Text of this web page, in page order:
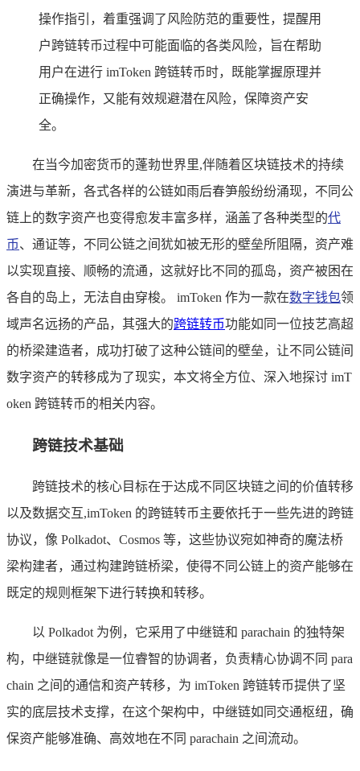
操作指引，着重强调了风险防范的重要性，提醒用
户跨链转币过程中可能面临的各类风险，旨在帮助
用户在进行 imToken 跨链转币时，既能掌握原理并
正确操作，又能有效规避潜在风险，保障资产安
全。
在当今加密货币的蓬勃世界里,伴随着区块链技术的持续
演进与革新，各式各样的公链如雨后春笋般纷纷涌现，不同公
链上的数字资产也变得愈发丰富多样，涵盖了各种类型的代
币、通证等，不同公链之间犹如被无形的壁垒所阻隔，资产难
以实现直接、顺畅的流通，这就好比不同的孤岛，资产被困在
各自的岛上，无法自由穿梭。 imToken 作为一款在数字钱包领
域声名远扬的产品，其强大的跨链转币功能如同一位技艺高超
的桥梁建造者，成功打破了这种公链间的壁垒，让不同公链间
数字资产的转移成为了现实，本文将全方位、深入地探讨 imT
oken 跨链转币的相关内容。
跨链技术基础
跨链技术的核心目标在于达成不同区块链之间的价值转移
以及数据交互,imToken 的跨链转币主要依托于一些先进的跨链
协议，像 Polkadot、Cosmos 等，这些协议宛如神奇的魔法桥
梁构建者，通过构建跨链桥梁，使得不同公链上的资产能够在
既定的规则框架下进行转换和转移。
以 Polkadot 为例，它采用了中继链和 parachain 的独特架
构，中继链就像是一位睿智的协调者，负责精心协调不同 para
chain 之间的通信和资产转移，为 imToken 跨链转币提供了坚
实的底层技术支撑，在这个架构中，中继链如同交通枢纽，确
保资产能够准确、高效地在不同 parachain 之间流动。